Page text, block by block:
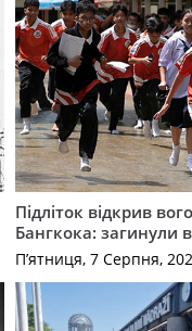
Підліток відкрив
Бангкока: загинули
П’ятниця, 7 Серпня,